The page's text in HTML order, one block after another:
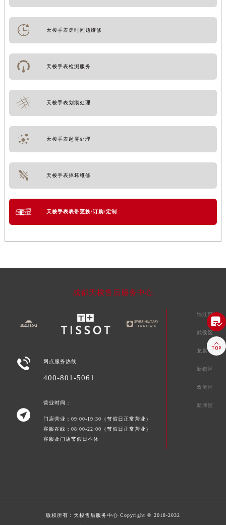
天梭手表走时问题维修
天梭手表检测服务
天梭手表划痕处理
天梭手表起雾处理
天梭手表摔坏维修
天梭手表表带更换/订购/定制
成都天梭售后服务中心
 网点服务热线
400-801-5061

营业时间：
门店营业：09:00-19:30（节假日正常营业）
客服在线：08:00-22:00（节假日正常营业）
客服及门店节假日不休
锦江区
武侯区
龙泉驿区
新都区
双流区
新津区
版权所有： 天梭售后服务中心 Copyright © 2018-2032

